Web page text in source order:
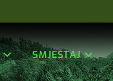
SMJEŠTAJ